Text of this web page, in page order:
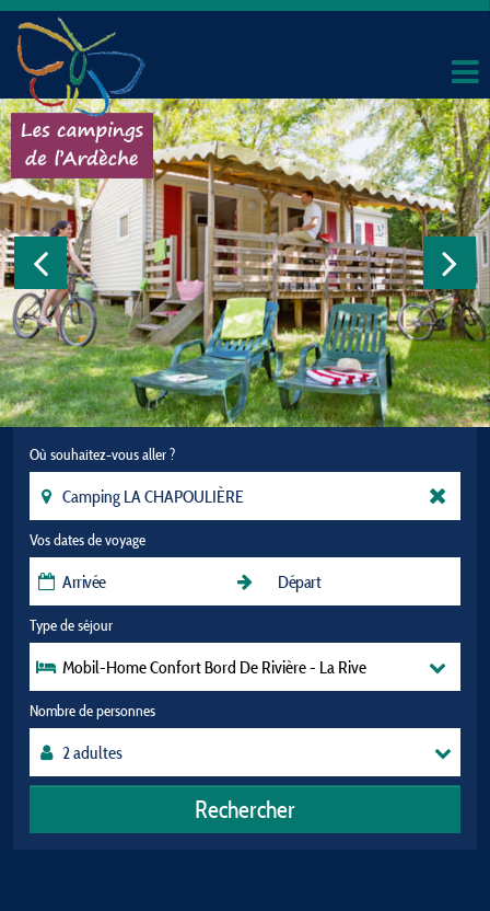
Où souhaitez-vous aller ?
Vos dates de voyage
Type de séjour
Mobil-Home Confort Bord De Rivière - La Rive
Nombre de personnes
Rechercher